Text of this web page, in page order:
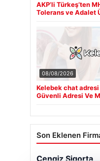
AKP’li Türkeş’ten
Tolerans ve Adalet
08/08/2026
Kelebek chat
Güvenli Adresi Ve
Son Eklenen
Cengiz Sigorta